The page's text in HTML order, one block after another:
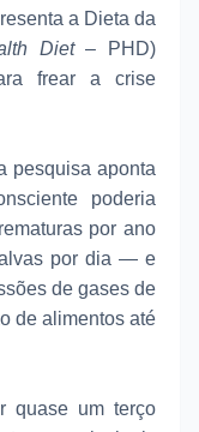
a Dieta da
Diet– PHD)
frear a crise
pesquisa aponta
poderia
por ano
por dia — e
de gases de
de alimentos até
quase um terço